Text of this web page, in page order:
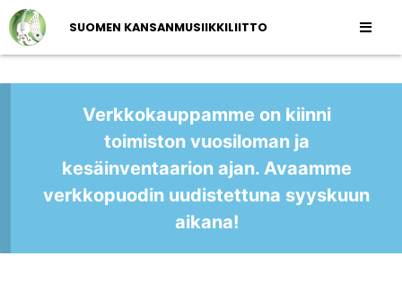
SUOMEN KANSANMUSIIKKILIITTO
Verkkokauppamme on kiinni
toimiston vuosiloman ja
kesäinventaarion ajan. Avaamme
verkkopuodin uudistettuna syyskuun
aikana!